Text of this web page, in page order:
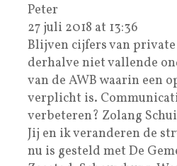
Peter
27 juli 2018 at 13:36
Blijven cijfers van
derhalve niet vallende
van de AWB waarin een
verplicht is.
verbeteren? Zolang
Jij en ik veranderen de
nu is gesteld met De